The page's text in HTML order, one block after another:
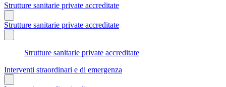
Strutture sanitarie private accreditate
Strutture sanitarie private accreditate
Strutture sanitarie private accreditate
Interventi straordinari e di emergenza